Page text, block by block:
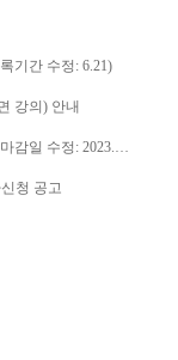
기간 수정: 6.21)
강의) 안내
감일 수정: 2023.…
청 공고